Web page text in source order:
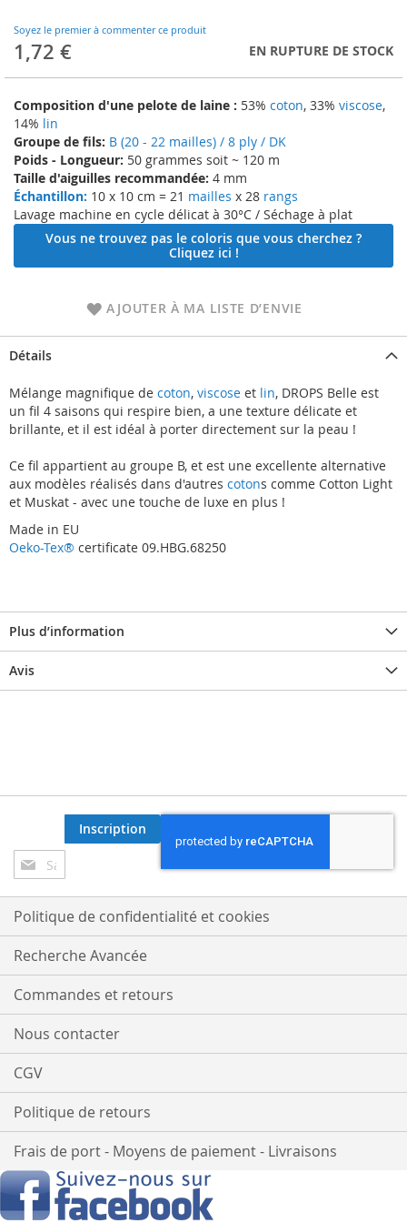
Soyez le premier à commenter ce produit
1,72 € EN RUPTURE DE STOCK
Composition d'une pelote de laine : 53% coton, 33% viscose,
14% lin
Groupe de fils: B (20 - 22 mailles) / 8 ply / DK
Poids - Longueur: 50 grammes soit ~ 120 m
Taille d'aiguilles recommandée: 4 mm
Échantillon: 10 x 10 cm = 21 mailles x 28 rangs
Lavage machine en cycle délicat à 30°C / Séchage à plat
Vous ne trouvez pas le coloris que vous cherchez ?
Cliquez ici !
AJOUTER À MA LISTE D’ENVIE
beginning
of
the
gallery
Détails
Mélange magnifique de coton, viscose et lin, DROPS Belle est
un fil 4 saisons qui respire bien, a une texture délicate et
brillante, et il est idéal à porter directement sur la peau !
Ce fil appartient au groupe B, et est une excellente alternative
aux modèles réalisés dans d'autres cotons comme Cotton Light
et Muskat - avec une touche de luxe en plus !
Made in EU
Oeko-Tex® certificate 09.HBG.68250
Plus d’information
Avis
Inscription
à
notre
lettre
d’information
:
Inscription
Politique de confidentialité et cookies
Recherche Avancée
Commandes et retours
Nous contacter
CGV
Politique de retours
Frais de port - Moyens de paiement - Livraisons